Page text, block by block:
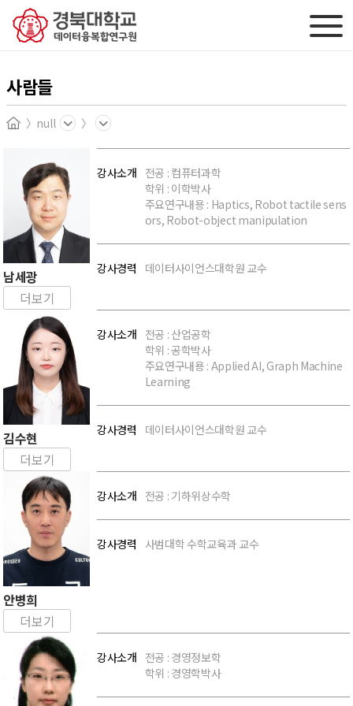
사람들
Homenull
강사명:
남세광
더보기
강사소개 전공 : 컴퓨터과학
학위 : 이학박사
주요연구내용 : Haptics, Robot tactile sens
ors, Robot-object manipulation
강사경력 데이터사이언스대학원 교수
강사명:
김수현
더보기
강사소개 전공 : 산업공학
학위 : 공학박사
주요연구내용 : Applied AI, Graph Machine
Learning
강사경력 데이터사이언스대학원 교수
강사명:
안병희
더보기
강사소개 전공 : 기하위상수학
강사경력 사범대학 수학교육과 교수
강사소개 전공 : 경영정보학
학위 : 경영학박사